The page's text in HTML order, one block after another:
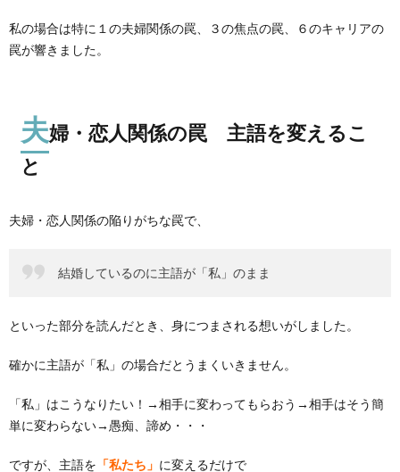
私の場合は特に１の夫婦関係の罠、３の焦点の罠、６のキャリアの
罠が響きました。
夫婦・恋人関係の罠 主語を変えるこ
と
夫婦・恋人関係の陥りがちな罠で、
結婚しているのに主語が「私」のまま
といった部分を読んだとき、身につまされる想いがしました。
確かに主語が「私」の場合だとうまくいきません。
「私」はこうなりたい！→相手に変わってもらおう→相手はそう簡
単に変わらない→愚痴、諦め・・・
ですが、主語を 「私たち」 に変えるだけで